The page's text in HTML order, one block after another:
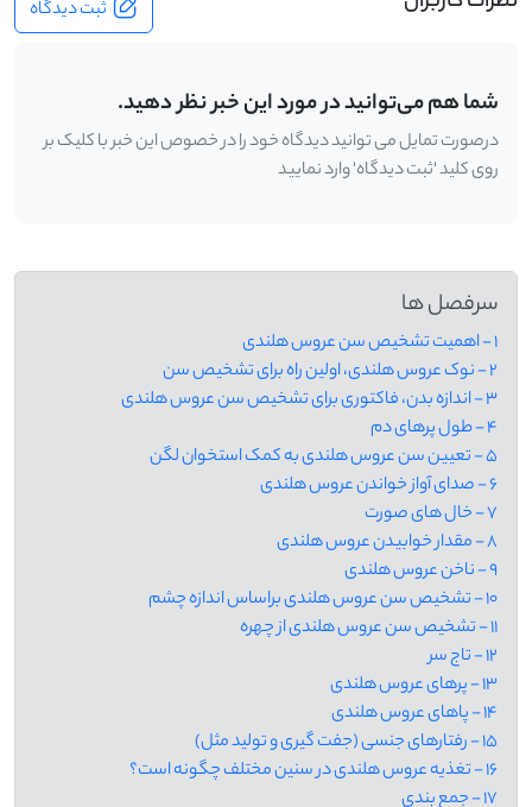
ثبت دیدگاه
شما هم می‌توانید در مورد این خبر نظر دهید.
درصورت تمایل می توانید دیدگاه خود را در خصوص این خبر با کلیک بر
روی کلید 'ثبت دیدگاه' وارد نمایید
سرفصل ها
1 - اهمیت تشخیص سن عروس هلندی
2 - نوک عروس هلندی، اولین راه برای تشخیص سن
3 - اندازه بدن، فاکتوری برای تشخیص سن عروس هلندی
4 - طول پرهای دم
5 - تعیین سن عروس هلندی به کمک استخوان لگن
6 - صدای آواز خواندن عروس هلندی
7 - خال های صورت
8 - مقدار خوابیدن عروس هلندی
9 - ناخن عروس هلندی
10 - تشخیص سن عروس هلندی براساس اندازه چشم
11 - تشخیص سن عروس هلندی از چهره
12 - تاج سر
13 - پرهای عروس هلندی
14 - پاهای عروس هلندی
15 - رفتارهای جنسی (جفت گیری و تولید مثل)
16 - تغذیه عروس هلندی در سنین مختلف چگونه است؟
17 - جمع بندی